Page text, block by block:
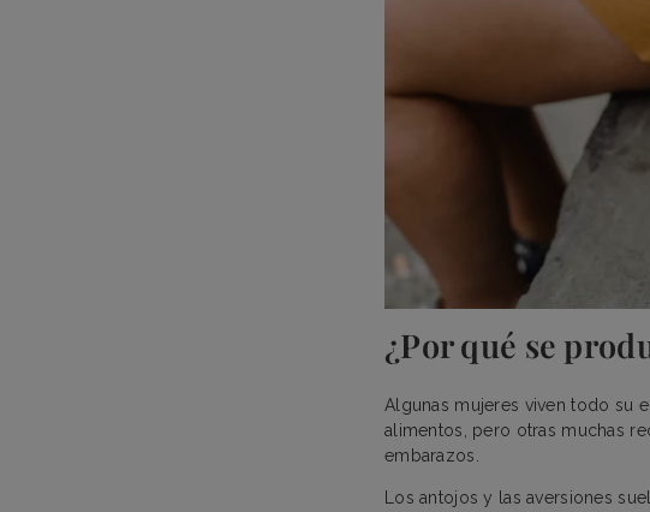
¿Por qué se
Algunas mujeres viven todo su
alimentos, pero otras muchas
embarazos.
Los antojos y las aversiones